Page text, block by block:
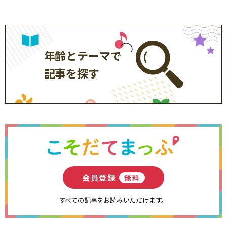
年齢とテーマで
記事を探す
会員登録 無料
すべての記事をお読みいただけます。